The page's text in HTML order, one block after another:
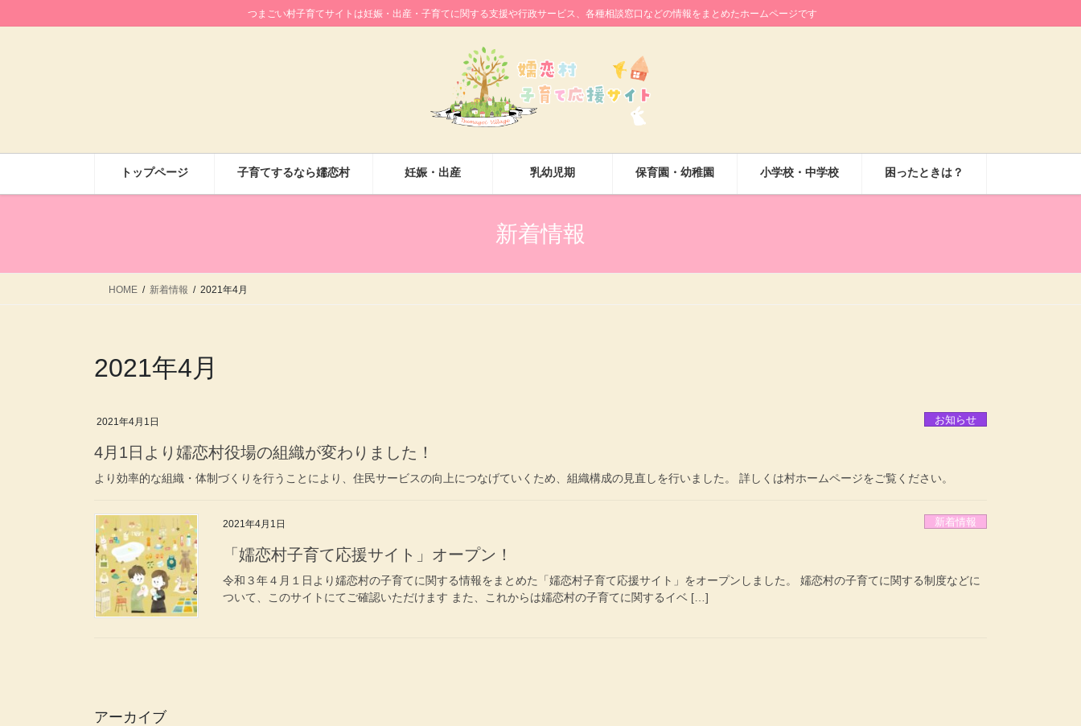
ン
ビ
つまごい村子育てサイトは妊娠・出産・子育てに関する支援や行政サービス、各種相談窓口などの情報をまとめたホームページです
トップページ 子育てするなら嬬恋村 妊娠・出産 乳幼児期 保育園・幼稚園 小学校・中学校 困ったときは？
新着情報
HOME 新着情報 2021年4月
2021年4月
2021年4月1日 お知らせ
4月1日より嬬恋村役場の組織が変わりました！
より効率的な組織・体制づくりを行うことにより、住民サービスの向上につなげていくため、組織構成の見直しを行いました。 詳しくは村ホームページをご覧ください。
2021年4月1日 新着情報
「嬬恋村子育て応援サイト」オープン！
令和３年４月１日より嬬恋村の子育てに関する情報をまとめた「嬬恋村子育て応援サイト」をオープンしました。 嬬恋村の子育てに関する制度などに
ついて、このサイトにてご確認いただけます また、これからは嬬恋村の子育てに関するイベ […]
アーカイブ